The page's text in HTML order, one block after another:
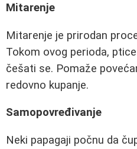
Mitarenje
Mitarenje je prirodan
Tokom ovog perioda,
češati se. Pomaže
redovno kupanje.
Samopovređivanje
Neki papagaji počnu da